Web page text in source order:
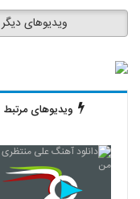
ویدیوهای دیگر
ویدیوهای مرتبط